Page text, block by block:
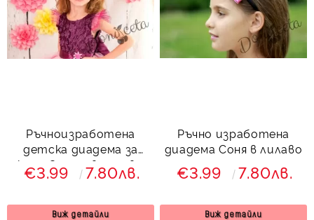
Ръчноизработена
детска диадема за
коса Стели в лилаво
€3.99 7.80лв.
Виж детайли
Ръчно изработена
диадема Соня в лилаво
€3.99 7.80лв.
Виж детайли